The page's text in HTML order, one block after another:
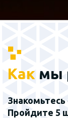
Как мы
Знакомьтесь
Пройдите 5